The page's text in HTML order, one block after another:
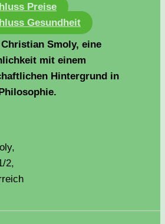
Preise
Gesundheit
Smoly, eine
mit einem
Hintergrund in
2,